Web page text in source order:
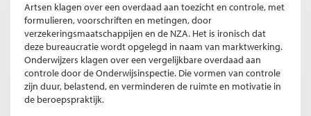
Artsen klagen over een overdaad aan toezicht en controle, met
formulieren, voorschriften en metingen, door
verzekeringsmaatschappijen en de NZA. Het is ironisch dat
deze bureaucratie wordt opgelegd in naam van marktwerking.
Onderwijzers klagen over een vergelijkbare overdaad aan
controle door de Onderwijsinspectie. Die vormen van controle
zijn duur, belastend, en verminderen de ruimte en motivatie in
de beroepspraktijk.